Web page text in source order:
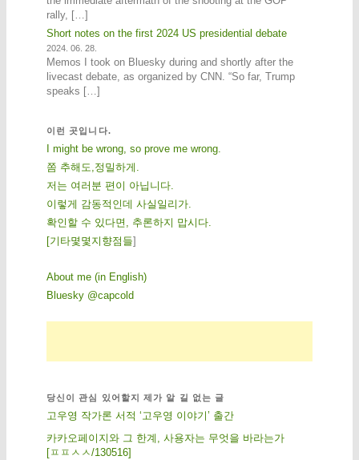
rally, […]
Short notes on the first 2024 US presidential debate
2024. 06. 28.
Memos I took on Bluesky during and shortly after the
livecast debate, as organized by CNN. “So far, Trump
speaks […]
이런 곳입니다.
I might be wrong, so prove me wrong.
쫌 추해도,정밀하게.
저는 여러분 편이 아닙니다.
이렇게 감동적인데 사실일리가.
확인할 수 있다면, 추론하지 맙시다.
[기 타몇 몇 지 향점 들]
About me (in English)
Bluesky @capcold
당신이 관심 있어할지 제가 알 길 없는 글
고우영 작가론 서적 ‘고우영 이야기’ 출간
카카오페이지와 그 한계, 사용자는 무엇을 바라는가
[ㅍㅍㅅㅅ/130516]